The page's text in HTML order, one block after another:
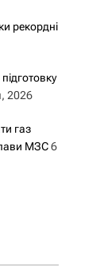
рекордні
2026
газ
МЗС 6